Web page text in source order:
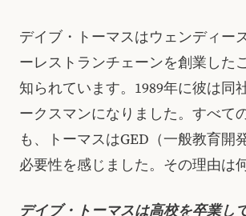
デイブ・トーマスはウェンディー
ーレストランチェーンを創業した
知られています。1989年に彼は同
ークスマンになりました。すべて
も、トーマスはGED（一般教育開
必要性を感じました。その理由は
デイブ・トーマスは高校を卒業し